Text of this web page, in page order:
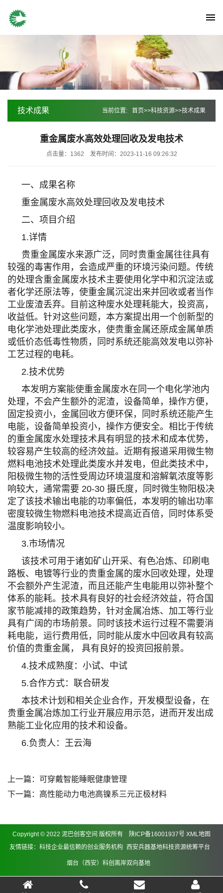
技术成果 当前位置: 首页>>科技资源>>技术成果
重金属废水高效处理回收及发电技术
点击量：1362 发布时间：2023-11-16 09:26:32
一、成果名称
重金属废水高效处理回收及发电技术
二、项目介绍
1.详情
贵重金属废水来源广泛，同时贵重金属往往具有
较强的毒害作用，会造成严重的环境污染问题。传统
的处理含重金属废水技术主要使用化学中和沉淀法或
者化学还原法等，使重金属沉淀出来并回收或者当作
工业废渣丢弃。目前这种废水处理耗能大，投资高，
收益低。针对这些问题，本方案提出用一个创新型的
电化学池处理此类废水，使贵重金属还原成金属单质
或低价态低毒性物质，同时系统还能高效发电以弥补
工艺过程的电耗。
2.技术优势
本发明方案能使重金属废水在同一个电化学池内
处理，不会产生额外的泥渣，设备简单，操作方便，
固定投资小，金属回收方便环保，同时系统还能产生
电能，设备简单投资小，操作方便安全。相比于传统
的重金属废水处理技术具有明显的技术和成本优势，
较容易产生较高的经济效益。近期有报道采用微生物
燃料电池技术处理此类废水并发电，但此类技术中，
阳极微生物的活性受周边环境温度和溶解氧浓度等影
响较大，通常需要 20-30 摄氏度，同时微生物阳极决
定了该技术输出电能的功率偏低，本发明的输出功率
密度较微生物燃料电池技术提高近百倍，同时体系受
温度影响较小。
3.市场情况
该技术可用于诸如矿山开采、有色冶炼、印刷电
路板、电镀等行业的贵重金属的废水回收处理，处理
不会额外产生泥渣，而且还能产生电能用以弥补整个
体系的能耗。技术具有良好的社会经济效益，符合国
家节能减排的政策趋势，针对金属冶炼、加工等行业
具有广阔的市场前景。同时该技术运行过程不需要消
耗电能，运行费用低，同时能从废水中回收具有较高
价值的贵重金属， 具有良好的投资回报前景。
4.技术成熟度：小试、中试
5.合作方式：联合研发
本技术计划和相关企业合作，开发模型设备，在
贵重金属冶炼加工行业开展应用示范，进而开发出成
熟能工业化应用的技术和设备。
6.负责人：王云海
上一篇： 可穿戴智能睡眠健康管理
下一篇： 高性能动力电池高镍系三元正极材料
Copyright © 2022 泥巴创客空间 版权所有 陕ICP备16001937号 XML地图
友情链接： 科技企业最信赖的创业服务机构 西安兵器基地科技资源统筹平台
烟台（西安）科创离岸双向基地